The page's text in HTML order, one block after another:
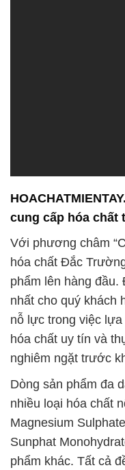
cung cấp hóa chất
Với phương châm
hóa chất Đắc
phẩm lên hàng
nhất cho quý khách
nỗ lực trong việc
hóa chất uy tín và
nghiêm ngặt trước
Dòng sản phẩm đa
nhiều loại hóa chất
Magnesium
Sunphat
phẩm khác. Tất cả